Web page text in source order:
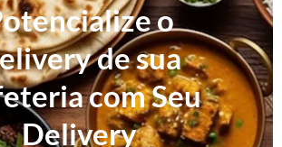
o
de sua
com Seu
Delivery